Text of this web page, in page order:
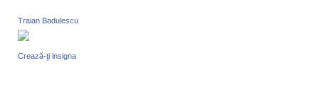
Traian Badulescu
Crează-ţi insigna